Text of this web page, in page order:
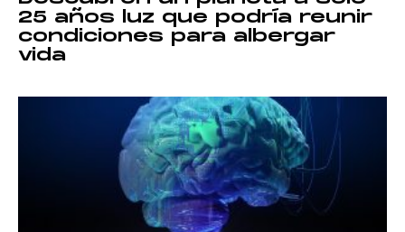
25 años luz que podría reunir
condiciones para albergar
vida